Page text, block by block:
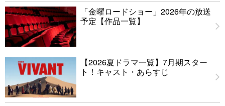
「金曜ロードショー」2026年の放送
予定【作品一覧】
【2026夏ドラマ一覧】7月期スター
ト！キャスト・あらすじ